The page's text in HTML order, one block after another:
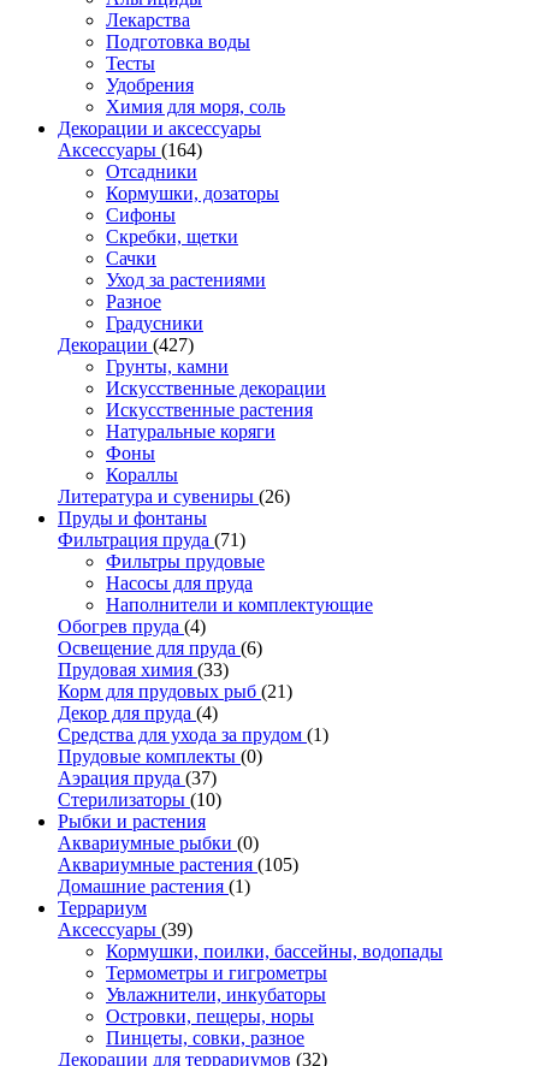
Лекарства
Подготовка воды
Тесты
Удобрения
Химия для моря, соль
Декорации и аксессуары
Аксессуары (164)
Отсадники
Кормушки, дозаторы
Сифоны
Скребки, щетки
Сачки
Уход за растениями
Разное
Градусники
Декорации (427)
Грунты, камни
Искусственные декорации
Искусственные растения
Натуральные коряги
Фоны
Кораллы
Литература и сувениры (26)
Пруды и фонтаны
Фильтрация пруда (71)
Фильтры прудовые
Насосы для пруда
Наполнители и комплектующие
Обогрев пруда (4)
Освещение для пруда (6)
Прудовая химия (33)
Корм для прудовых рыб (21)
Декор для пруда (4)
Средства для ухода за прудом (1)
Прудовые комплекты (0)
Аэрация пруда (37)
Стерилизаторы (10)
Рыбки и растения
Аквариумные рыбки (0)
Аквариумные растения (105)
Домашние растения (1)
Террариум
Аксессуары (39)
Кормушки, поилки, бассейны, водопады
Термометры и гигрометры
Увлажнители, инкубаторы
Островки, пещеры, норы
Пинцеты, совки, разное
Декорации для террариумов (32)